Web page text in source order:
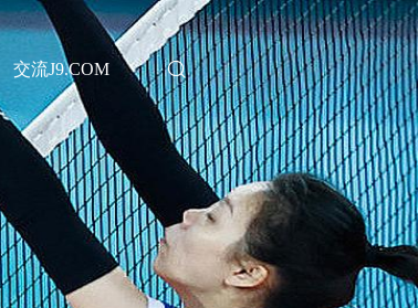
交流J9.COM